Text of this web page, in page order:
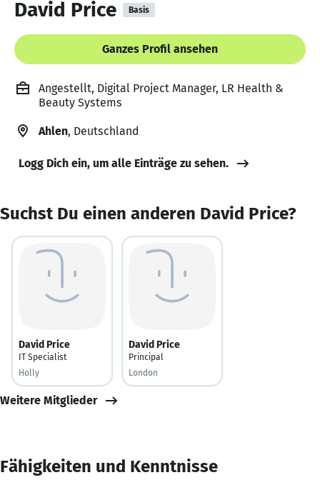
David Price Basis
Ganzes Profil ansehen
Angestellt, Digital Project Manager, LR Health &
Beauty Systems
Ahlen, Deutschland
Logg Dich ein, um alle Einträge zu sehen.
Suchst Du einen anderen David Price?
David Price
IT Specialist
Holly
David Price
Principal
London
Weitere Mitglieder
Fähigkeiten und Kenntnisse